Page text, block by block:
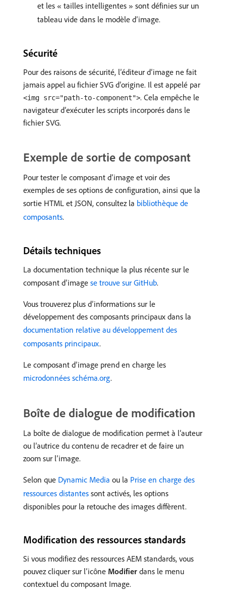
et les « tailles intelligentes » sont définies sur un
tableau vide dans le modèle d’image.
Sécurité
Pour des raisons de sécurité, l’éditeur d’image ne fait
jamais appel au fichier SVG d’origine. Il est appelé par
<img src="path-to-component">. Cela empêche le
navigateur d’exécuter les scripts incorporés dans le
fichier SVG.
Exemple de sortie de composant
Pour tester le composant d’image et voir des
exemples de ses options de configuration, ainsi que la
sortie HTML et JSON, consultez la bibliothèque de
composants.
Détails techniques
La documentation technique la plus récente sur le
composant d’image se trouve sur GitHub.
Vous trouverez plus d’informations sur le
développement des composants principaux dans la
documentation relative au développement des
composants principaux.
Le composant d’image prend en charge les
microdonnées schéma.org.
Boîte de dialogue de modification
La boîte de dialogue de modification permet à l’auteur
ou l’autrice du contenu de recadrer et de faire un
zoom sur l’image.
Selon que Dynamic Media ou la Prise en charge des
ressources distantes sont activés, les options
disponibles pour la retouche des images diffèrent.
Modification des ressources standards
Si vous modifiez des ressources AEM standards, vous
pouvez cliquer sur l’icône Modifier dans le menu
contextuel du composant Image.